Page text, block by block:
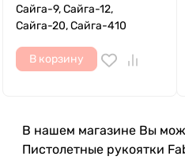
Сайга-9, Сайга-12,
Сайга-20, Сайга-410
В корзину
В нашем магазине Вы
Пистолетные рукоятки